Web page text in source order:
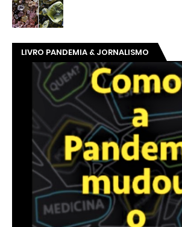
LIVRO PANDEMIA & JORNALISMO